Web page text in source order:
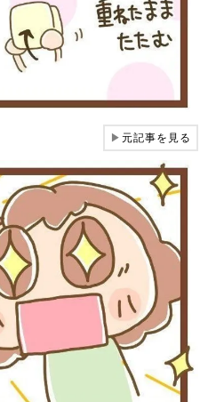
▶元記事を見る